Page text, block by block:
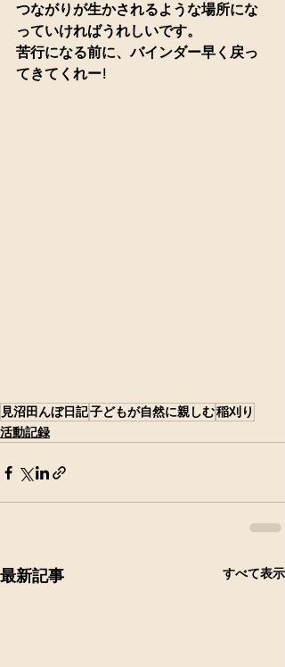
つながりが生かされるような場所にな
っていければうれしいです。
苦行になる前に、バインダー早く戻っ
てきてくれー!
見沼田んぼ日記子どもが自然に親しむ稲刈り
活動記録
最新記事 すべて表示